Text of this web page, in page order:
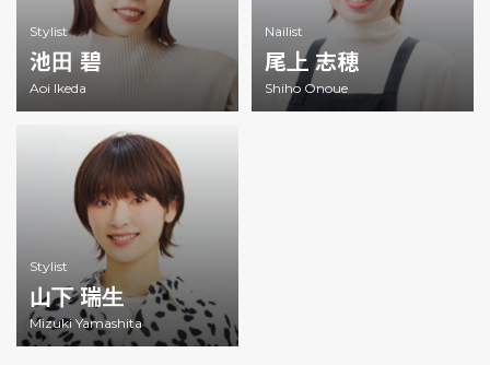
Stylist
池田 碧
Aoi Ikeda
Nailist
尾上 志穂
Shiho Onoue
Stylist
山下 瑞生
Mizuki Yamashita